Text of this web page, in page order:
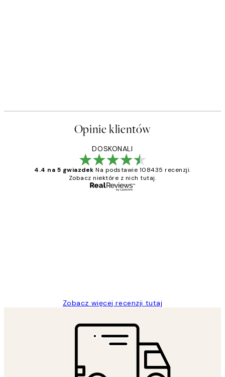
Opinie klientów
DOSKONALI
4.4 na 5 gwiazdek Na podstawie 108435 recenzji.
Zobacz niektóre z nich tutaj.
Zobacz więcej recenzji tutaj